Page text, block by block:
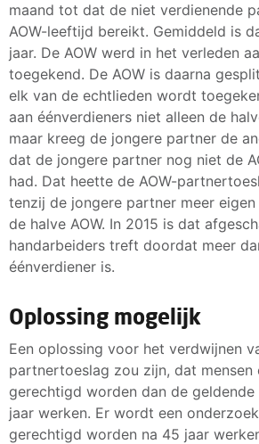
maand tot dat de niet verdienende
AOW-leeftijd bereikt. Gemiddeld is
jaar. De AOW werd in het verleden
toegekend. De AOW is daarna
elk van de echtlieden wordt
aan éénverdieners niet alleen de
maar kreeg de jongere partner de
dat de jongere partner nog niet de
had. Dat heette de AOW-
tenzij de jongere partner meer
de halve AOW. In 2015 is dat
handarbeiders treft doordat meer
éénverdiener is.
Oplossing mogelijk
Een oplossing voor het verdwijnen
partnertoeslag zou zijn, dat mensen
gerechtigd worden dan de geldende
jaar werken. Er wordt een
gerechtigd worden na 45 jaar